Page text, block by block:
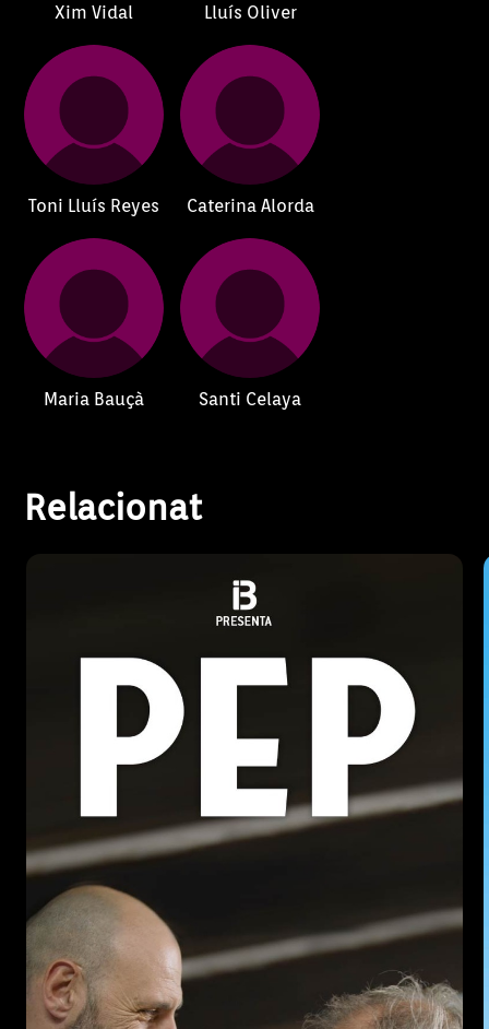
Xim Vidal Lluís Oliver
Toni Lluís Reyes Caterina Alorda
Maria Bauçà Santi Celaya
Relacionat
Pep
En aquesta nova temporada, en Pep ha de fer
un esforç per endreçar la seva vida, superant
el divorci amb na Joana Maria i fent tot el que
pot per recuperar la farmàcia, que es va